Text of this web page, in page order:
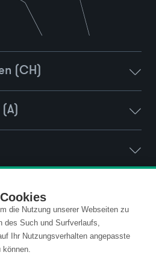
die Nutzung unserer Webseiten zu
des Such und Surfverlaufs,
Ihr Nutzungsverhalten angepasste
können.
(CH)
Datenschutz